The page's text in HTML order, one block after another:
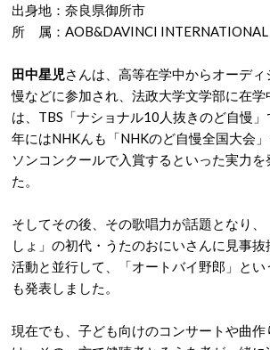
出身地：奈良県御所市
所 属：AOB&DAVINCI INTERNATIONAL
田中星児さんは、高等在学中からオーデ
慢などに参加され、 法政大学文学部に在学
は、TBS「ナショナル10人抜きのど自慢
年にはNHKんも「NHKのど自慢全国大会
ソンコンクールで入賞するといった実力を
た。
そしてその後、その歌唱力が話題となり、
しょ」の初代・うたのおにいさんに見事
活動と並行して、「オートバイ野郎」と
も発表しました。
現在でも、子ども向けのコンサートや曲